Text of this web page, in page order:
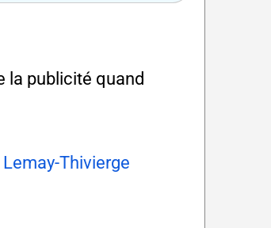
la publicité quand
Thivierge